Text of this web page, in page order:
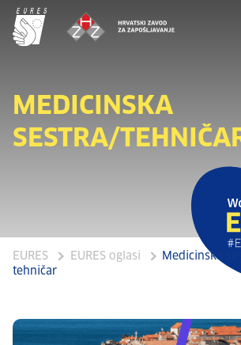
MEDICINSKA
SESTRA/
EURES EURES oglasi
Medicinska
tehničar